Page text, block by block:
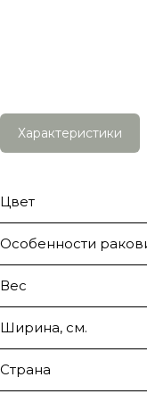
Характеристики
Цвет
Особенности
Вес
Ширина, см.
Страна